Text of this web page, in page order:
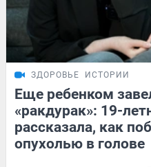
ЗДОРОВЬЕ ИСТОРИИ
Еще ребенком
«ракдурак»: 19-
рассказала, как
опухолью в голове